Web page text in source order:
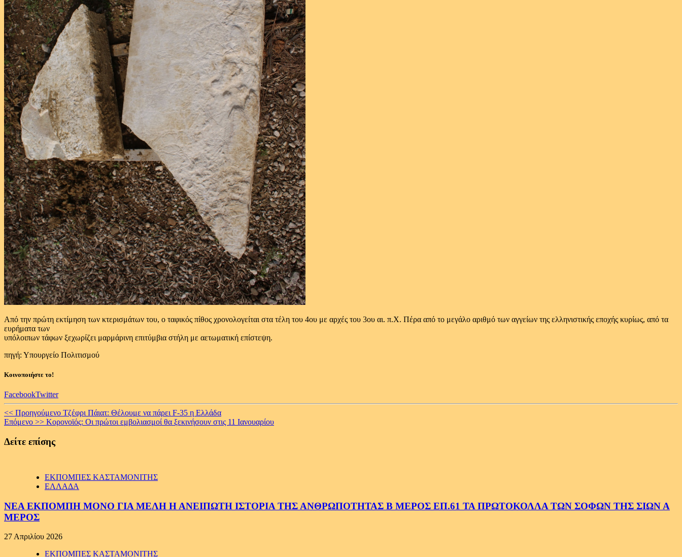
Από την πρώτη εκτίμηση των κτερισμάτων του, ο ταφικός πίθος χρονολογείται στα τέλη του 4ου με αρχές του 3ου αι. π.Χ. Πέρα από το μεγάλο αριθμό των αγγείων της ελληνιστικής εποχής κυρίως, από τα
ευρήματα των
υπόλοιπων τάφων ξεχωρίζει μαρμάρινη επιτύμβια στήλη με αετωματική επίστεψη.
πηγή: Υπουργείο Πολιτισμού
Κοινοποιήστε το!
FacebookTwitter
Continue
Reading
<< Προηγούμενο Τζέφρι Πάιατ: Θέλουμε να πάρει F-35 η Ελλάδα
Επόμενο >> Κορονοϊός: Οι πρώτοι εμβολιασμοί θα ξεκινήσουν στις 11 Ιανουαρίου
Δείτε επίσης
ΕΚΠΟΜΠΕΣ ΚΑΣΤΑΜΟΝΙΤΗΣ
ΕΛΛΑΔΑ
ΝΕΑ ΕΚΠΟΜΠΗ ΜΟΝΟ ΓΙΑ ΜΕΛΗ Η ΑΝΕΙΠΩΤΗ ΙΣΤΟΡΙΑ ΤΗΣ ΑΝΘΡΩΠΟΤΗΤΑΣ Β ΜΕΡΟΣ ΕΠ.61 ΤΑ ΠΡΩΤΟΚΟΛΛΑ ΤΩΝ ΣΟΦΩΝ ΤΗΣ ΣΙΩΝ Α
ΜΕΡΟΣ
27 Απριλίου 2026
ΕΚΠΟΜΠΕΣ ΚΑΣΤΑΜΟΝΙΤΗΣ